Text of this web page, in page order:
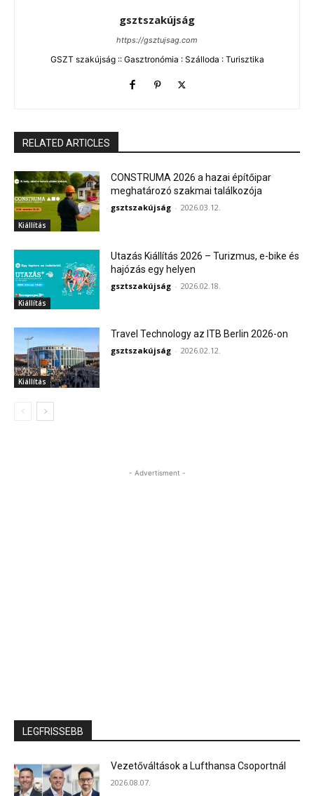
gsztszakújság
https://gsztujsag.com
GSZT szakújság :: Gasztronómia : Szálloda : Turisztika
RELATED ARTICLES
Kiállítás
CONSTRUMA 2026 a hazai építőipar
meghatározó szakmai találkozója
gsztszakújság - 2026.03.12.
Kiállítás
Utazás Kiállítás 2026 – Turizmus, e-bike és
hajózás egy helyen
gsztszakújság - 2026.02.18.
Kiállítás
Travel Technology az ITB Berlin 2026-on
gsztszakújság - 2026.02.12.
- Advertisment -
LEGFRISSEBB
Vezetőváltások a Lufthansa Csoportnál
2026.08.07.